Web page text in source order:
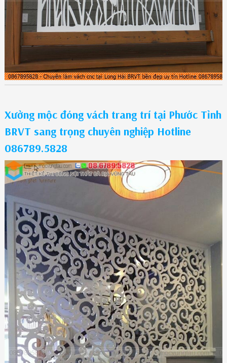
Xưởng mộc đóng vách trang trí tại Phước Tỉnh
BRVT sang trọng chuyên nghiệp Hotline
086789.5828